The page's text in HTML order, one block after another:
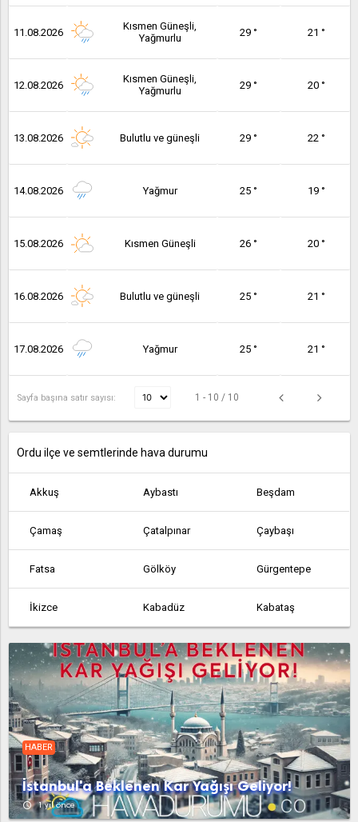
11.08.2026
Kısmen Güneşli,
Yağmurlu
29 ° 21 °
12.08.2026
Kısmen Güneşli,
Yağmurlu
29 ° 20 °
13.08.2026 Bulutlu ve güneşli 29 ° 22 °
14.08.2026 Yağmur 25 ° 19 °
15.08.2026 Kısmen Güneşli 26 ° 20 °
16.08.2026 Bulutlu ve güneşli 25 ° 21 °
17.08.2026 Yağmur 25 ° 21 °
Sayfa başına satır sayısı: 1 - 10 / 10
Ordu ilçe ve semtlerinde hava durumu
Akkuş Aybastı Beşdam
Çamaş Çatalpınar Çaybaşı
Fatsa Gölköy Gürgentepe
İkizce Kabadüz Kabataş
Korgan Kumru Kuzköy
Kuzköy Mersin Mesudiye
Perşembe Piraziz Salihler
Ulubey Ünye Altınordu
HABER
İstanbul'a Beklenen Kar Yağışı Geliyor!
access_time 1 yıl önce